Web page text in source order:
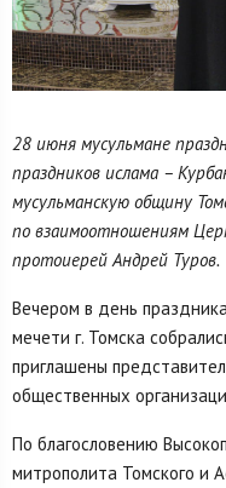
28 июня мусульмане
праздников ислама –
мусульманскую общину
по взаимоотношениям
протоиерей Андрей Туров.
Вечером в день
мечети г. Томска
приглашены
общественных
По благословению
митрополита Томского и